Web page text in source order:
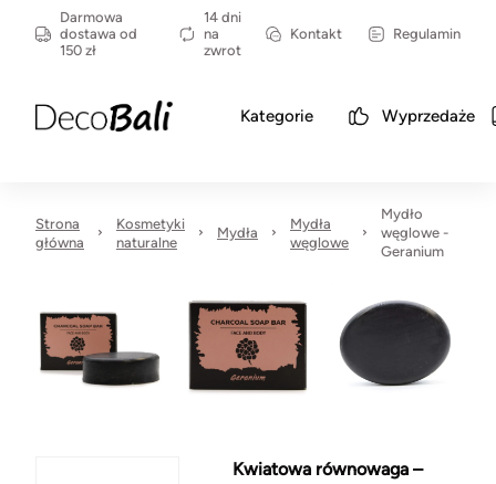
Darmowa
dostawa od
150 zł
14 dni
na
zwrot
Kontakt Regulamin
Kategorie Wyprzedaże
Strona
główna
Kosmetyki
naturalne
Mydła
Mydła
węglowe
Mydło
węglowe -
Geranium
Kwiatowa równowaga –